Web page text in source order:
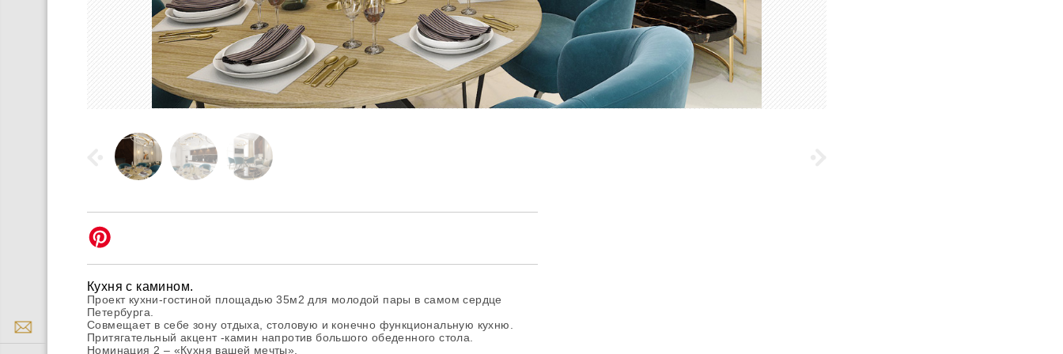
Кухня с камином.
Проект кухни-гостиной площадью 35м2 для молодой пары в самом сердце
Петербурга.
Совмещает в себе зону отдыха, столовую и конечно функциональную кухню.
Притягательный акцент -камин напротив большого обеденного стола.
Номинация 2 – «Кухня вашей мечты».